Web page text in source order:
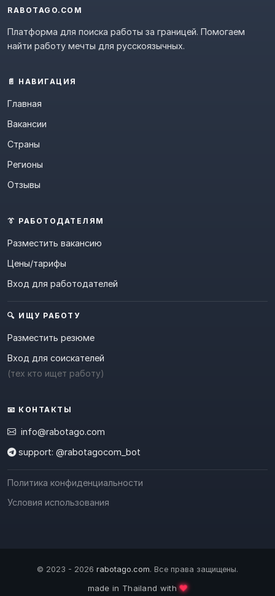
RABOTAGO.COM
Платформа для поиска работы за границей. Помогаем
найти работу мечты для русскоязычных.
📄 НАВИГАЦИЯ
Главная
Вакансии
Страны
Регионы
Отзывы
👔 РАБОТОДАТЕЛЯМ
Разместить вакансию
Цены/тарифы
Вход для работодателей
🔍 ИЩУ РАБОТУ
Разместить резюме
Вход для соискателей
(тех кто ищет работу)
📧 КОНТАКТЫ
info@rabotago.com
support: @rabotagocom_bot
Политика конфиденциальности
Условия использования
© 2023 - 2026 rabotago.com. Все права защищены.
made in Thailand with❤️